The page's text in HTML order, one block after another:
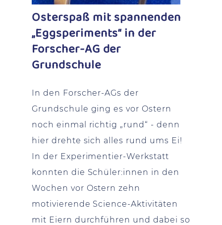
Osterspaß mit spannenden
„Eggsperiments“ in der
Forscher-AG der
Grundschule
In den Forscher-AGs der
Grundschule ging es vor Ostern
noch einmal richtig „rund“ - denn
hier drehte sich alles rund ums Ei!
In der Experimentier-Werkstatt
konnten die Schüler:innen in den
Wochen vor Ostern zehn
motivierende Science-Aktivitäten
mit Eiern durchführen und dabei so